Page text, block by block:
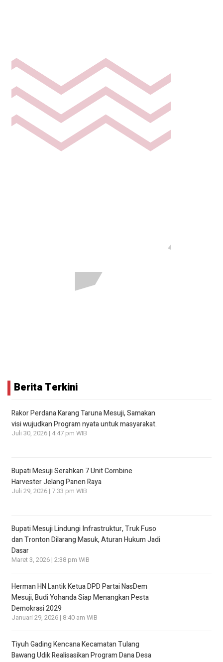
Berita Terkini
Rakor Perdana Karang Taruna Mesuji, Samakan
visi wujudkan Program nyata untuk masyarakat.
Juli 30, 2026 | 4:47 pm WIB
Bupati Mesuji Serahkan 7 Unit Combine
Harvester Jelang Panen Raya
Juli 29, 2026 | 7:33 pm WIB
Bupati Mesuji Lindungi Infrastruktur, Truk Fuso
dan Tronton Dilarang Masuk, Aturan Hukum Jadi
Dasar
Maret 3, 2026 | 2:38 pm WIB
Herman HN Lantik Ketua DPD Partai NasDem
Mesuji, Budi Yohanda Siap Menangkan Pesta
Demokrasi 2029
Januari 29, 2026 | 8:40 am WIB
Tiyuh Gading Kencana Kecamatan Tulang
Bawang Udik Realisasikan Program Dana Desa